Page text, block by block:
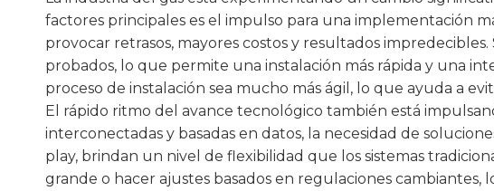
factores principales es el impulso para una implementación
provocar retrasos, mayores costos y resultados
probados, lo que permite una instalación más rápida y una
proceso de instalación sea mucho más ágil, lo que ayuda a
El rápido ritmo del avance tecnológico también está
interconectadas y basadas en datos, la necesidad de
play, brindan un nivel de flexibilidad que los sistemas
grande o hacer ajustes basados ​​en regulaciones